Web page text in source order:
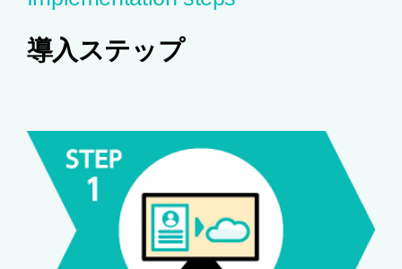
導入ステップ